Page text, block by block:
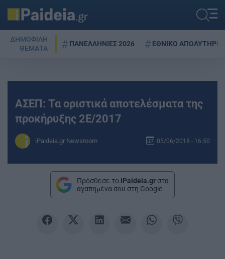
ΔΗΜΟΦΙΛΗ
ΘΕΜΑΤΑ
ΠΑΝΕΛΛΗΝΙΕΣ 2026 ΕΘΝΙΚΟ ΑΠΟΛΥΤΗΡΙΟ
ΑΣΕΠ: Τα οριστικά αποτελέσματα της
προκήρυξης 2Ε/2017
iPaideia.gr Newsroom 05/06/2018 - 16:50
Πρόσθεσε το iPaideia.gr στα
αγαπημένα σου στη Google